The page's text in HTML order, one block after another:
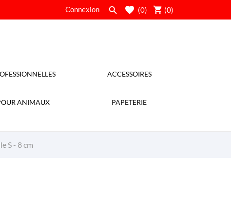
Connexion  (0) shopping_cart (0)
ACCESSOIRES
ANIMAUX PAPETERIE
S - 8 cm